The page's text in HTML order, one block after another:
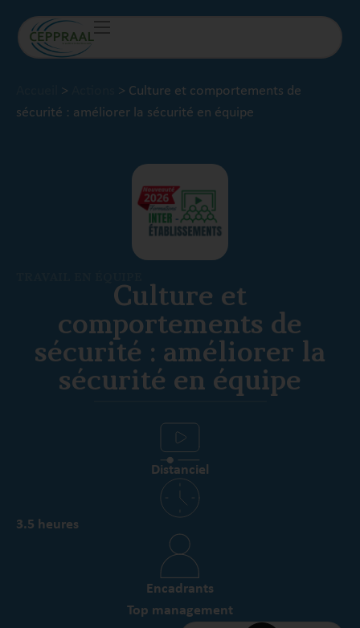
> > Culture et comportements de
sécurité : améliorer la sécurité en équipe
Culture et
comportements de
sécurité : améliorer la
sécurité en équipe
Distanciel
3.5 heures
Encadrants
Top management